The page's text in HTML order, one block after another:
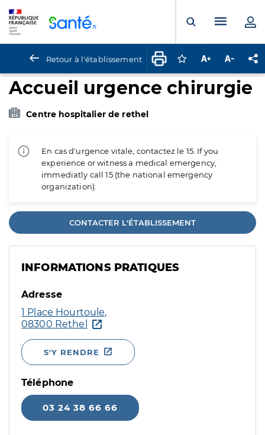
Ouvrir laMenu
Retour à l'établissement Connectez-vous
Augmenter la
Accueil urgence chirurgie
Centre hospitalier de rethel
En cas d'urgence vitale, contactez le 15. If you
experience or witness a medical emergency,
immediatly call 15 (the national emergency
organization).
CONTACTER L'ÉTABLISSEMENT
INFORMATIONS PRATIQUES
Adresse
1 Place Hourtoule,
08300 Rethel
S'Y RENDRE
Téléphone
03 24 38 66 66